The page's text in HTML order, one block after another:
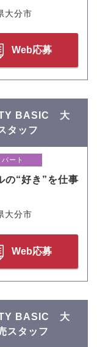
大分市
Web応募
BASIC 大
タッフ
パート
の“好き”を仕事
大分市
Web応募
BASIC 大
スタッフ